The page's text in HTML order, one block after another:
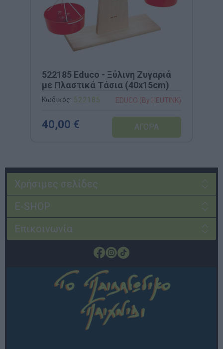
522185 Educo - Ξύλινη Ζυγαριά
με Πλαστικά Τάσια (40x15cm)
Κωδικός: 522185 EDUCO (By HEUTINK)
40,00 €
Χρήσιμες σελίδες
E-SHOP
Επικοινωνία